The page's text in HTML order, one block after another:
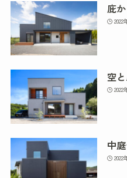
庇
2022
空
2022
中
2022